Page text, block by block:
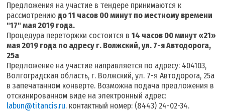
Предложения на участие в тендере принимаются к
рассмотрениюдо 11 часов 00 минут по местному времени
"17" мая 2019 года.
Процедура переторжки состоится в14 часов 00 минут «21»
мая 2019 года по адресу г. Волжский, ул. 7-я Автодорога,
25а
Предложение на участие направляется по адресу: 404103,
Волгоградская область, г. Волжский, ул. 7-я Автодорога, 25а
в запечатанном конверте. Возможна подача предложения в
отсканированном виде на электронный адрес:
labun@titancis.ru. контактный номер: (8443) 24-02-34.